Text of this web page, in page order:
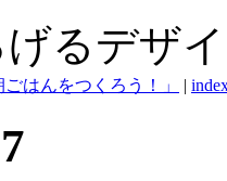
るデザ
はんをつくろう！」 |